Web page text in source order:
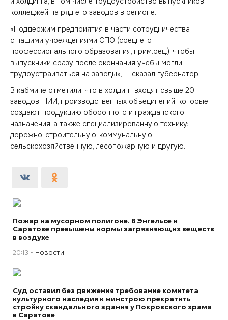
колледжей на ряд его заводов в регионе.
«Поддержим предприятия в части сотрудничества
с нашими учреждениями СПО (среднего
профессионального образования, прим.ред.), чтобы
выпускники сразу после окончания учебы могли
трудоустраиваться на заводы», — сказал губернатор.
В кабмине отметили, что в холдинг входят свыше 20
заводов, НИИ, производственных объединений, которые
создают продукцию оборонного и гражданского
назначения, а также специализированную технику:
дорожно-строительную, коммунальную,
сельскохозяйственную, лесопожарную и другую.
Пожар на мусорном полигоне. В Энгельсе и
Саратове превышены нормы загрязняющих веществ
в воздухе
20:13 Новости
Суд оставил без движения требование комитета
культурного наследия к минстрою прекратить
стройку скандального здания у Покровского храма
в Саратове